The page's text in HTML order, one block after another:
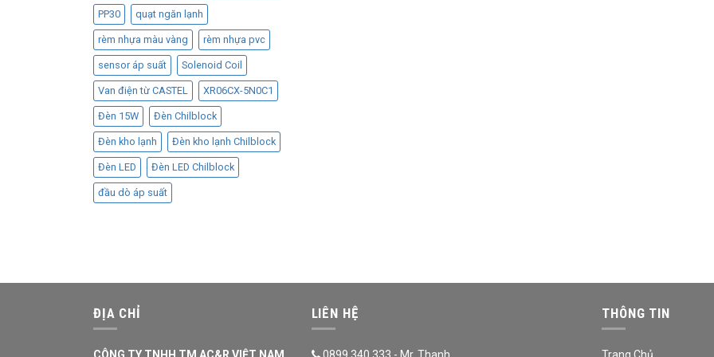
PP30 quạt ngăn lạnh
rèm nhựa màu vàng rèm nhựa pvc
sensor áp suất Solenoid Coil
Van điện từ CASTEL XR06CX-5N0C1
Đèn 15W Đèn Chilblock
Đèn kho lạnh Đèn kho lạnh Chilblock
Đèn LED Đèn LED Chilblock
đầu dò áp suất
ĐỊA CHỈ
CÔNG TY TNHH TM AC&R VIỆT NAM
LIÊN HỆ
0899.340.333 - Mr. Thanh
THÔNG TIN
Trang Chủ